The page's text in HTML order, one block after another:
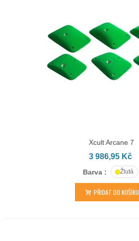
Xcult Arcane 7
3 986,95 Kč
Barva : Žlutá
PŘIDAT DO KOŠÍKU